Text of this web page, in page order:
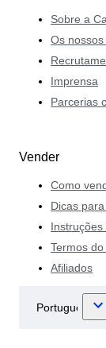
Sobre a
Os
Imprensa
Parcerias
Vender
Como
Dicas
Termos
Afiliados